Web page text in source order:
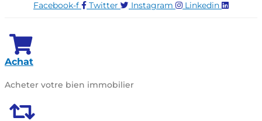
Facebook-f Twitter Instagram Linkedin
Achat
Acheter votre bien immobilier